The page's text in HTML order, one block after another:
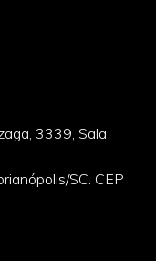
3339, Sala
SC. CEP